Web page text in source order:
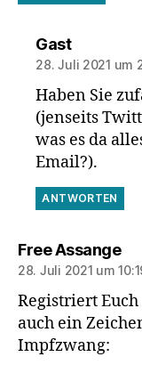
Gastsagt:
28. Juli 2021 um
Haben Sie
(jenseits
was es da
Email?).
ANTWORTEN
Free Assange
28. Juli 2021 um
Registriert
auch ein
Impfzwang: